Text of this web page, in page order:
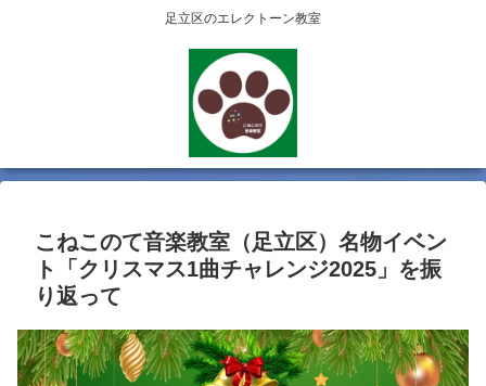
足立区のエレクトーン教室
こねこのて音楽教室（足立区）名物イベン
ト「クリスマス1曲チャレンジ2025」を振
り返って